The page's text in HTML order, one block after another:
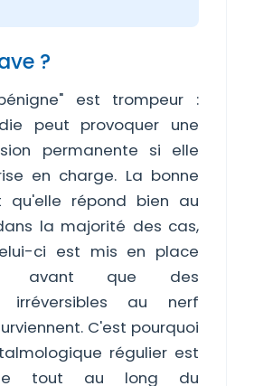
?
est trompeur :
peut provoquer une
permanente si elle
en charge. La bonne
qu'elle répond bien au
la majorité des cas,
ci est mis en place
avant que des
irréversibles au nerf
C'est pourquoi
régulier est
tout au long du